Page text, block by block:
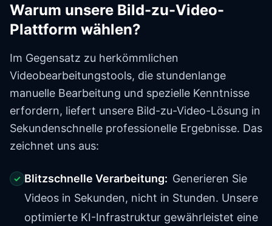
Warum unsere Bild-zu-Video-
Plattform wählen?
Im Gegensatz zu herkömmlichen
Videobearbeitungstools, die stundenlange
manuelle Bearbeitung und spezielle Kenntnisse
erfordern, liefert unsere Bild-zu-Video-Lösung in
Sekundenschnelle professionelle Ergebnisse. Das
zeichnet uns aus:
✓ Blitzschnelle Verarbeitung: Generieren Sie
Videos in Sekunden, nicht in Stunden. Unsere
optimierte KI-Infrastruktur gewährleistet eine